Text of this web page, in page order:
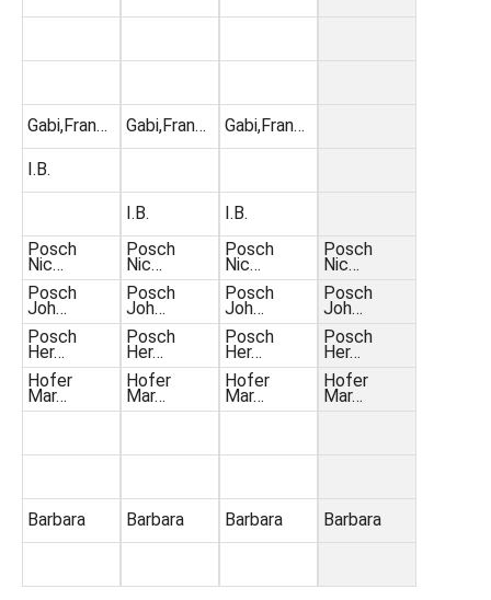
Gabi,Fran…
I.B.
Posch
Nic…
Posch
Joh…
Posch
Her…
Hofer
Mar…
Barbara
Gabi,Fran…
I.B.
Posch
Nic…
Posch
Joh…
Posch
Her…
Hofer
Mar…
Barbara
Gabi,Fran…
I.B.
Posch
Nic…
Posch
Joh…
Posch
Her…
Hofer
Mar…
Barbara
Posch
Nic…
Posch
Joh…
Posch
Her…
Hofer
Mar…
Barbara